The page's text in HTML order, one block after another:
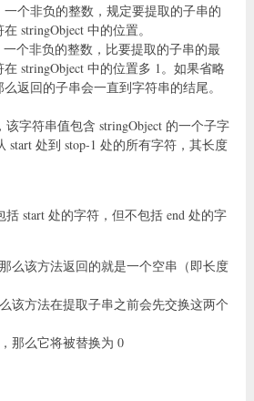
一个非负的整数，规定要提取的子串的
stringObject 中的位置。
一个非负的整数，比要提取的子串的最
在 stringObject 中的位置多 1。如果省略
返回的子串会一直到字符串的结尾。
字符串值包含 stringObject 的一个子字
start 处到 stop-1 处的所有字符，其长度
start 处的字符，但不包括 end 处的字
么该方法返回的就是一个空串（即长度
该方法在提取子串之前会先交换这两个
那么它将被替换为 0